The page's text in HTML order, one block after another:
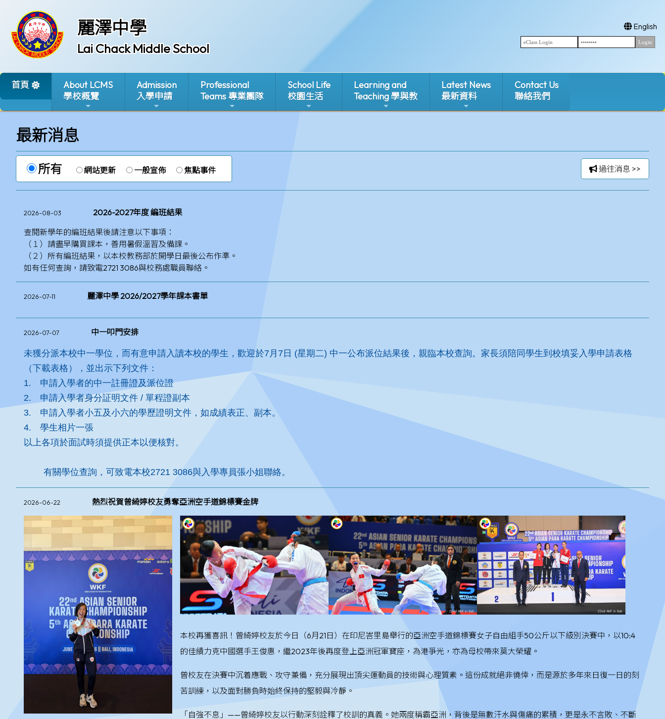
麗澤中學
Lai Chack Middle School
English
首頁
About LCMS
學校概覽
Admission
入學申請
Professional
Teams 專業團隊
School Life
校園生活
Learning and
Teaching 學與教
Latest News
最新資料
Contact Us
聯絡我們
最新消息
所有 網站更新 一般宣佈 焦點事件 過往消息 >>
2026-08-03
2026-2027年度 編班結果
查閱新學年的編班結果後請注意以下事項：
（１）請盡早購買課本，善用暑假溫習及備課。
（２）所有編班結果，以本校教務部於開學日最後公布作準。
如有任何查詢，請致電2721 3086與校務處職員聯絡。
2026-07-11 麗澤中學 2026/2027學年課本書單
2026-07-07 中一叩門安排
未獲分派本校中一學位，而有意申請入讀本校的學生，歡迎於7月7日 (星期二) 中一公布派位結果後，親臨本校查詢。家長須陪同學生到校填妥入學申請表格
（下載表格 ），並出示下列文件：
1. 申請入學者的中一註冊證及派位證
2. 申請入學者身分証明文件 / 單程證副本
3. 申請入學者小五及小六的學歷證明文件，如成績表正、副本。
4. 學生相片一張
以上各項於面試時須提供正本以便核對。
有關學位查詢，可致電本校2721 3086與入學專員張小姐聯絡。
2026-06-22 熱烈祝賀曾綺婷校友勇奪亞洲空手道錦標賽金牌
本校再獲喜訊！曾綺婷校友於今日（6月21日）在印尼峇里島舉行的亞洲空手道錦標賽女子自由組手50公斤以下級別決賽中，以10:4
的佳績力克中國選手王俊惠，繼2023年後再度登上亞洲冠軍寶座，為港爭光，亦為母校帶來莫大榮耀。
曾校友在決賽中沉着應戰、攻守兼備，充分展現出頂尖運動員的技術與心理質素。這份成就絕非僥倖，而是源於多年來日復一日的刻
苦訓練，以及面對勝負時始終保持的堅毅與冷靜。
「自強不息」——曾綺婷校友以行動深刻詮釋了校訓的真義。她兩度稱霸亞洲，背後是無數汗水與傷痛的累積，更是永不言敗、不斷